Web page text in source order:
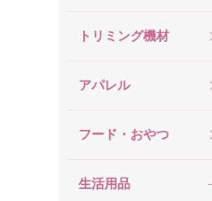
トリミング機材
アパレル
フード・おやつ
生活用品